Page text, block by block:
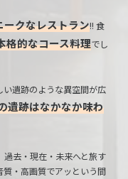
ークなレストラン!! 食
格的なコース料理でし
遺跡のような異空間が広
遺跡はなかなか味わ
去・現在・未来へと旅す
・高画質でアッという間